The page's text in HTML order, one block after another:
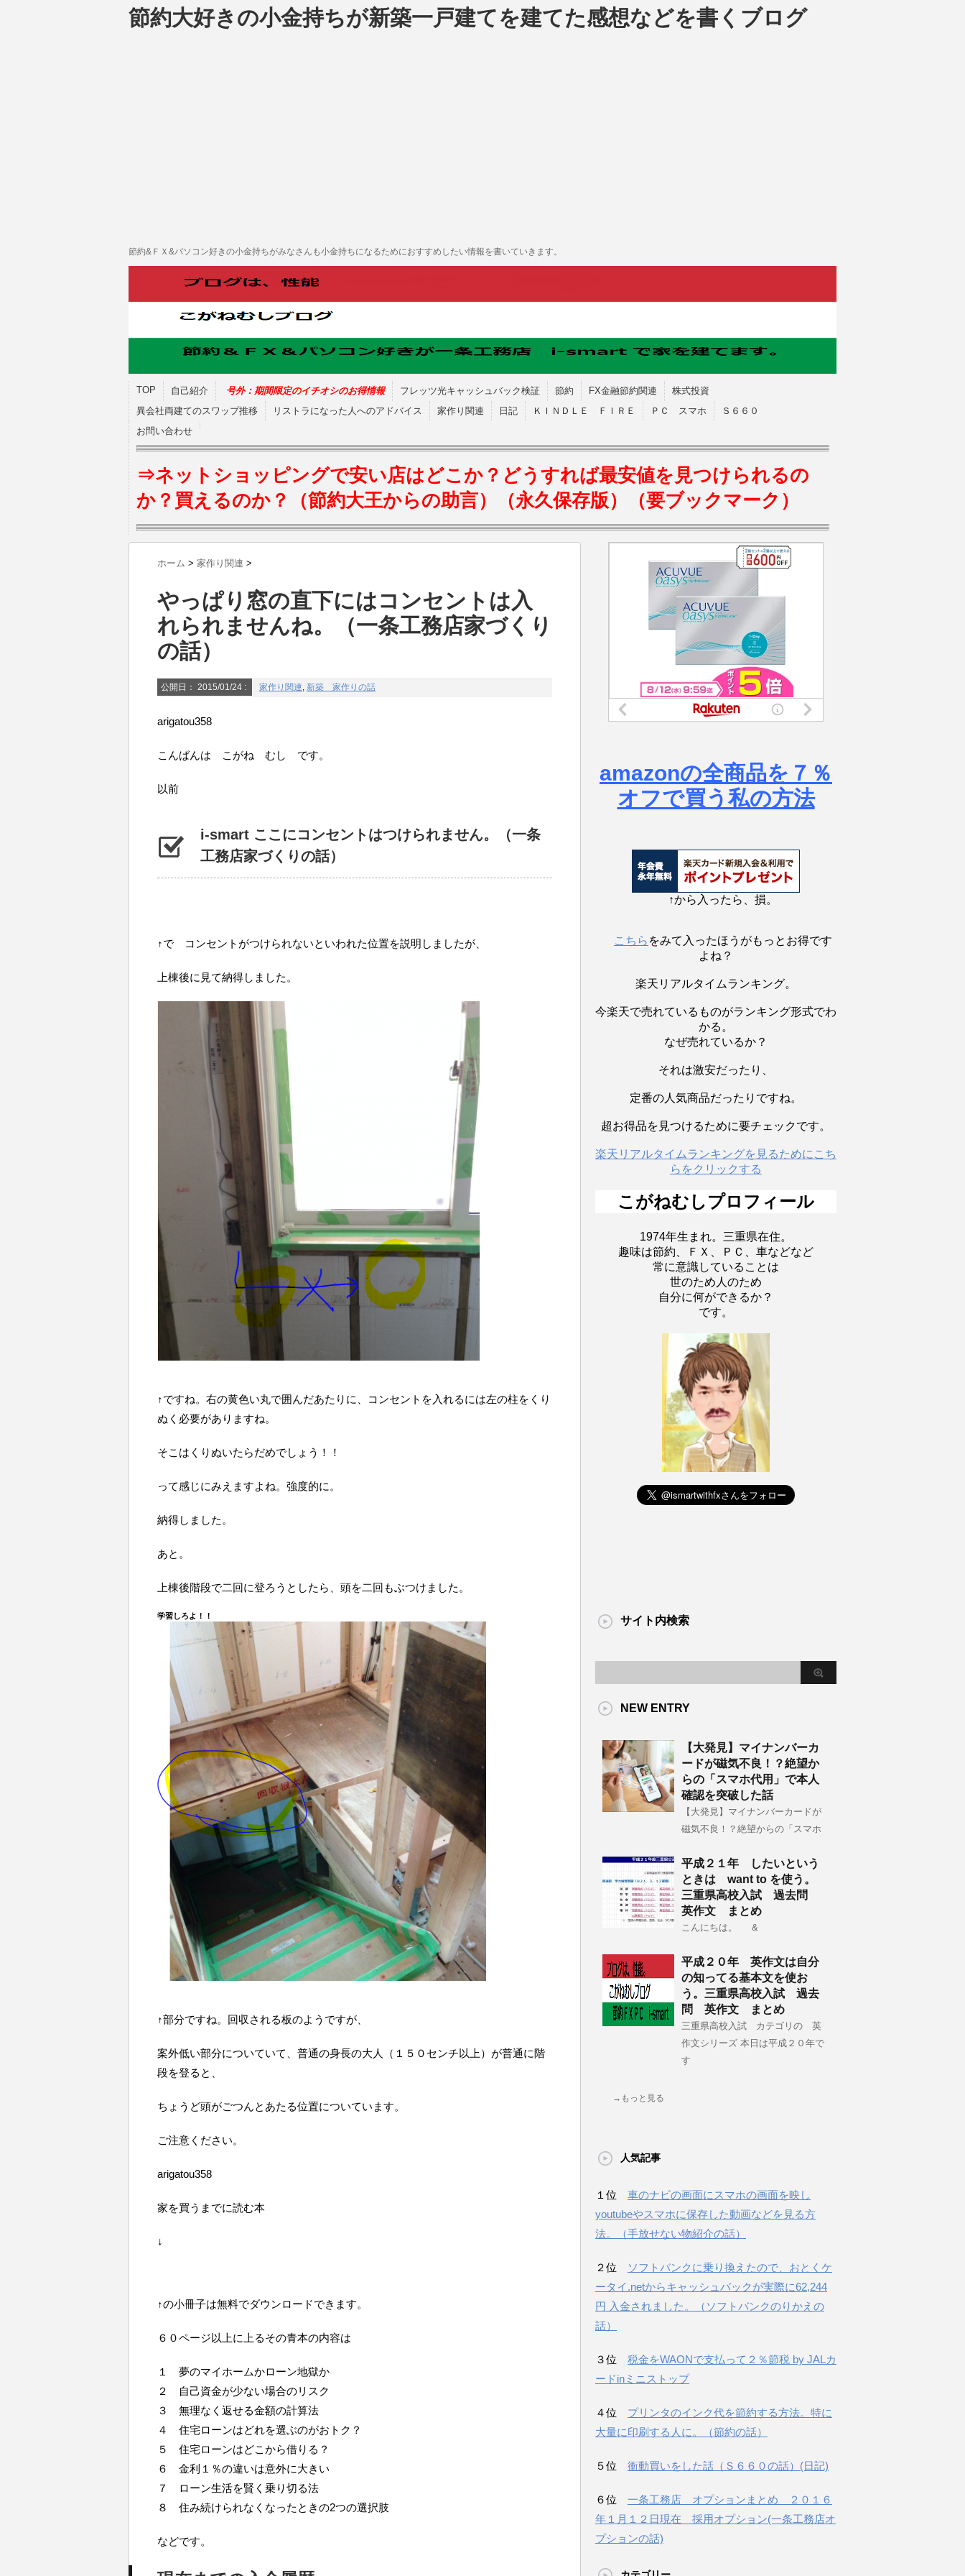
節約大好きの小金持ちが新築一戸建てを建てた感想などを書くブログ
節約&ＦＸ&パソコン好きの小金持ちがみなさんも小金持ちになるためにおすすめしたい情報を書いていきます。
TOP 自己紹介 号外：期間限定のイチオシのお得情報 フレッツ光キャッシュバック検証 節約 FX金融節約関連
株式投資
異会社両建てのスワップ推移
リストラになった人へのアドバイス 家作り関連 日記 ＫＩＮＤＬＥ ＦＩＲＥ ＰＣ スマホ
Ｓ６６０
お問い合わせ
⇒ネットショッピングで安い店はどこか？どうすれば最安値を見つけられるの
か？買えるのか？（節約大王からの助言）（永久保存版）（要ブックマーク）
ホーム > 家作り関連 >
やっぱり窓の直下にはコンセントは入
れられませんね。（一条工務店家づくり
の話）
公開日： 2015/01/24 : 家作り関連, 新築 家作りの話
arigatou358
こんばんは こがね むし です。
以前
i-smart ここにコンセントはつけられません。（一条
工務店家づくりの話）
↑で コンセントがつけられないといわれた位置を説明しましたが、
上棟後に見て納得しました。
↑ですね。右の黄色い丸で囲んだあたりに、コンセントを入れるには左の柱をくり
ぬく必要がありますね。
そこはくりぬいたらだめでしょう！！
って感じにみえますよね。強度的に。
納得しました。
あと。
上棟後階段で二回に登ろうとしたら、頭を二回もぶつけました。
学習しろよ！！
↑部分ですね。回収される板のようですが、
案外低い部分についていて、普通の身長の大人（１５０センチ以上）が普通に階
段を登ると、
ちょうど頭がごつんとあたる位置についています。
ご注意ください。
arigatou358
家を買うまでに読む本
↓
↑の小冊子は無料でダウンロードできます。
６０ページ以上に上るその青本の内容は
１ 夢のマイホームかローン地獄か
２ 自己資金が少ない場合のリスク
３ 無理なく返せる金額の計算法
４ 住宅ローンはどれを選ぶのがおトク？
５ 住宅ローンはどこから借りる？
６ 金利１％の違いは意外に大きい
７ ローン生活を賢く乗り切る法
８ 住み続けられなくなったときの2つの選択肢
などです。
amazonの全商品を７％
オフで買う私の方法
↑から入ったら、損。
こちら をみて入ったほうがもっとお得です
よね？
楽天リアルタイムランキング。
今楽天で売れているものがランキング形式でわ
かる。
なぜ売れているか？
それは激安だったり、
定番の人気商品だったりですね。
超お得品を見つけるために要チェックです。
楽天リアルタイムランキングを見るためにこち
らをクリックする
こがねむしプロフィール
1974年生まれ。三重県在住。
趣味は節約、ＦＸ、ＰＣ、車などなど
常に意識していることは
世のため人のため
自分に何ができるか？
です。
サイト内検索
NEW ENTRY
【大発見】マイナンバーカ
ードが磁気不良！？絶望か
らの「スマホ代用」で本人
確認を突破した話
【大発見】マイナンバーカードが
磁気不良！？絶望からの「スマホ
平成２１年 したいという
ときは want to を使う。
三重県高校入試 過去問
英作文 まとめ
こんにちは。 &
平成２０年 英作文は自分
の知ってる基本文を使お
う。三重県高校入試 過去
問 英作文 まとめ
三重県高校入試 カテゴリの 英
作文シリーズ 本日は平成２０年で
す
→もっと見る
人気記事
１位 車のナビの画面にスマホの画面を映し
youtubeやスマホに保存した動画などを見る方
法。（手放せない物紹介の話）
２位
ソフトバンクに乗り換えたので、おとくケ
ータイ.netからキャッシュバックが実際に62,244
円 入金されました。（ソフトバンクのりかえの
話）
３位 税金をWAONで支払って２％節税 by JALカ
ードinミニストップ
４位 プリンタのインク代を節約する方法。特に
大量に印刷する人に。（節約の話）
５位 衝動買いをした話（Ｓ６６０の話）(日記)
６位 一条工務店 オプションまとめ ２０１６
年１月１２日現在 採用オプション(一条工務店オ
プションの話)